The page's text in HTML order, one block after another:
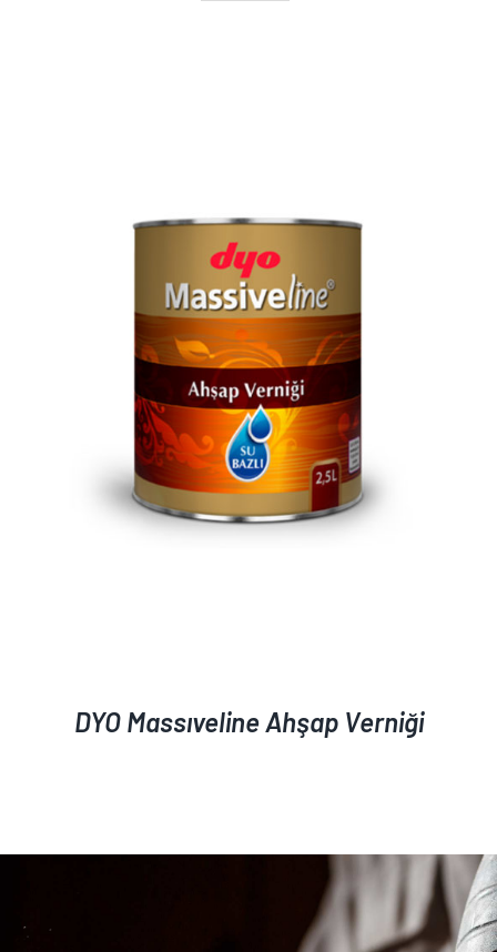
AYRINTILAR
DYO Massıveline Ahşap Verniği